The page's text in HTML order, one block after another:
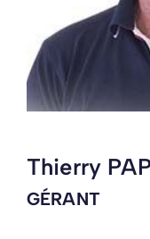
Thierry
GÉRANT